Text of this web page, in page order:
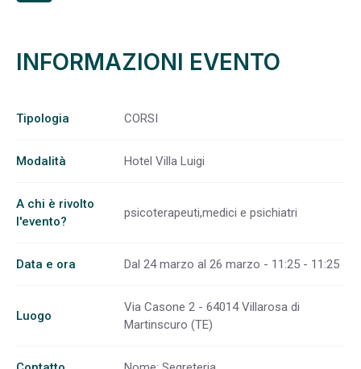
INFORMAZIONI EVENTO
Tipologia CORSI
Modalità Hotel Villa Luigi
A chi è rivolto
l'evento?
psicoterapeuti,medici e psichiatri
Data e ora Dal 24 marzo al 26 marzo - 11:25 - 11:25
Luogo
Via Casone 2 - 64014 Villarosa di
Martinscuro (TE)